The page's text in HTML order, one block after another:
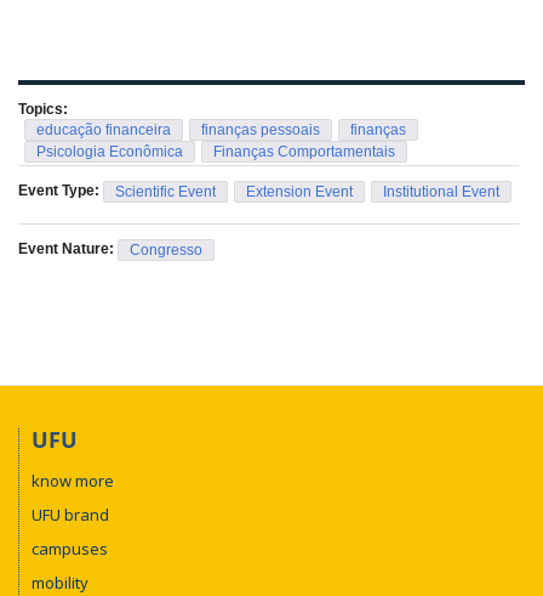
Topics:
educação financeira
finanças pessoais
finanças
Psicologia Econômica
Finanças Comportamentais
Event Type: Scientific Event Extension Event Institutional Event
Event Nature: Congresso
UFU
know more
UFU brand
campuses
mobility